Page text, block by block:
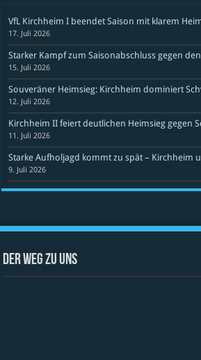
VfL Kirchheim I beendet Saison mit klarem
17. Juli 2026
Starker Kampf zum Saisonabschluss gegen
15. Juli 2026
Souveräner Heimsieg: Kirchheim dominiert
12. Juli 2026
Kirchheim II feiert deutlichen Heimsieg gegen
11. Juli 2026
Starke Aufholjagd kommt zu spät – Kirchheim
9. Juli 2026
Der Weg zu uns